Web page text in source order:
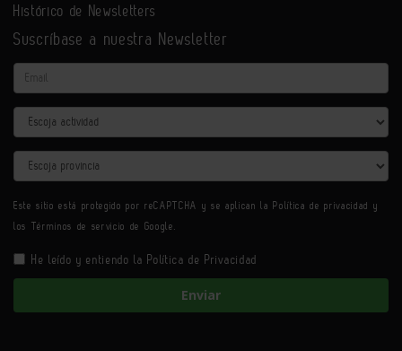
Histórico de Newsletters
Suscríbase a nuestra Newsletter
Email
Actividad
Provincia
Este sitio está protegido por reCAPTCHA y se aplican laPolítica de privacidad y
los Términos de servicio de Google.
He leído y entiendo la Política de Privacidad
Enviar